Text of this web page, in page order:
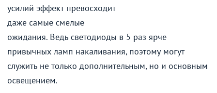
усилий эффект превосходит
даже самые смелые
ожидания. Ведь светодиоды в 5 раз ярче
привычных ламп накаливания, поэтому могут
служить не только дополнительным, но и основным
освещением.